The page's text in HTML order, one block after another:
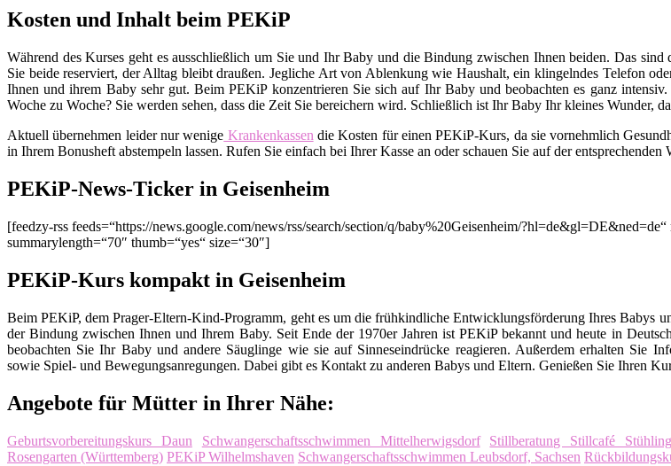
Kosten und Inhalt beim PEKiP
Während des Kurses geht es ausschließlich um Sie und Ihr Baby und die Bindung zwischen Ihnen beiden. Das
Sie beide reserviert, der Alltag bleibt draußen. Jegliche Art von Ablenkung wie Haushalt, ein klingelndes Telefon
Ihnen und ihrem Baby sehr gut. Beim PEKiP konzentrieren Sie sich auf Ihr Baby und beobachten es ganz
Woche zu Woche? Sie werden sehen, dass die Zeit Sie bereichern wird. Schließlich ist Ihr Baby Ihr kleines Wunder,
Aktuell übernehmen leider nur wenige Krankenkassen die Kosten für einen PEKiP-Kurs, da sie vornehmlich
in Ihrem Bonusheft abstempeln lassen. Rufen Sie einfach bei Ihrer Kasse an oder schauen Sie auf der entsprechenden
PEKiP-News-Ticker in Geisenheim
[feedzy-rss feeds=“https://news.google.com/news/rss/search/section/q/baby%20Geisenheim/
summarylength=“70″ thumb=“yes“ size=“30″]
PEKiP-Kurs kompakt in Geisenheim
Beim PEKiP, dem Prager-Eltern-Kind-Programm, geht es um die frühkindliche Entwicklungsförderung Ihres Babys
der Bindung zwischen Ihnen und Ihrem Baby. Seit Ende der 1970er Jahren ist PEKiP bekannt und heute in
beobachten Sie Ihr Baby und andere Säuglinge wie sie auf Sinneseindrücke reagieren. Außerdem erhalten Sie
sowie Spiel- und Bewegungsanregungen. Dabei gibt es Kontakt zu anderen Babys und Eltern. Genießen Sie Ihren
Angebote für Mütter in Ihrer Nähe:
Geburtsvorbereitungskurs Daun Schwangerschaftsschwimmen Mittelherwigsdorf Stillberatung Stillcafé
Rosengarten (Württemberg) PEKiP Wilhelmshaven Schwangerschaftsschwimmen Leubsdorf, Sachsen